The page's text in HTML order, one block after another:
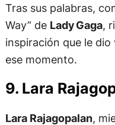
Tras sus palabras,
Way” de Lady Gaga,
inspiración que le
ese momento.
9. Lara
Lara Rajagopalan,